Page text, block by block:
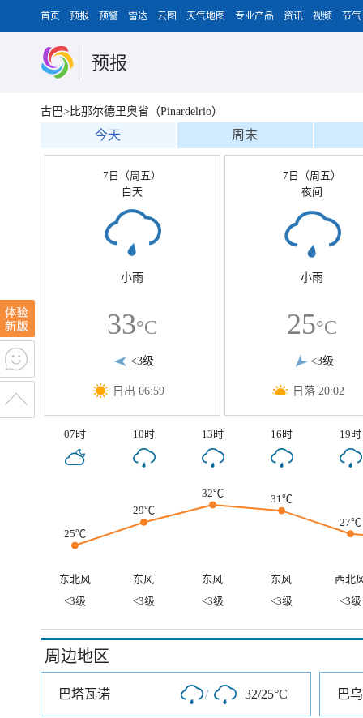
首页 预报 预警 雷达 云图 天气地图 专业产品 资讯 视频 节气
预报
古巴>比那尔德里奥省（Pinardelrio）
今天 周末
7日（周五）
白天
小雨
33°C
<3级
日出 06:59
7日（周五）
夜间
小雨
25°C
<3级
日落 20:02
07时 10时 13时 16时 19时
25℃
29℃
32℃
31℃
27℃
东北风 东风 东风 东风
西北
<3级
<3级 <3级 <3级 <3级
周边地区
巴塔瓦诺 / 32/25°C 巴